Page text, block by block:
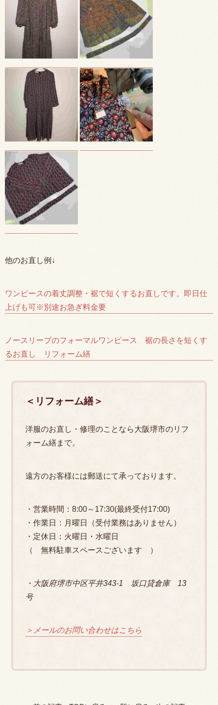
他のお直し例↓
ワンピースの着丈調整・裾で短くするお直しです。即日仕
上げも可※別途お急ぎ料金要
ノースリーブのフォーマルワンピース 裾の長さを短くす
るお直し リフォーム繕
＜リフォーム繕＞
洋服のお直し・修理のことなら大阪堺市のリフ
ォーム繕まで。
遠方のお客様には郵送にて承っております。
・営業時間：8:00～17:30(最終受付17:00)
・作業日：月曜日（受付業務はありません）
・定休日：火曜日・水曜日
（ 無料駐車スペースございます ）
・大阪府堺市中区平井343-1 坂口貸倉庫 13
号
＞メールのお問い合わせはこちら